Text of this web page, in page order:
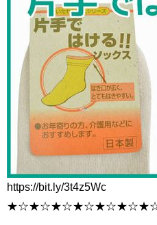
https://bit.ly/3t4z5Wc